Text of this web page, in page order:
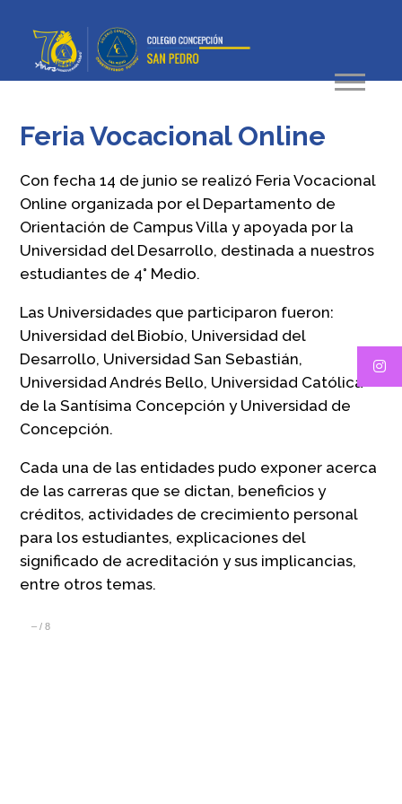
Feria Vocacional Online
Con fecha 14 de junio se realizó Feria Vocacional
Online organizada por el Departamento de
Orientación de Campus Villa y apoyada por la
Universidad del Desarrollo, destinada a nuestros
estudiantes de 4° Medio.
Las Universidades que participaron fueron:
Universidad del Biobío, Universidad del
Desarrollo, Universidad San Sebastián,
Universidad Andrés Bello, Universidad Católica
de la Santísima Concepción y Universidad de
Concepción.
Cada una de las entidades pudo exponer acerca
de las carreras que se dictan, beneficios y
créditos, actividades de crecimiento personal
para los estudiantes, explicaciones del
significado de acreditación y sus implicancias,
entre otros temas.
– /8